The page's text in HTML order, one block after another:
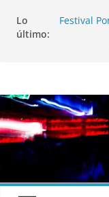
Lo
último:
Festival
El
Entrevista
Entrevista